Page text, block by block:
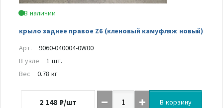
В наличии
крыло заднее правое Z6 (кленовый камуфляж новый)
Арт.
9060-040004-0W00
В узле
1 шт.
Вес
0.78 кг
2 148 ₽/шт В корзину